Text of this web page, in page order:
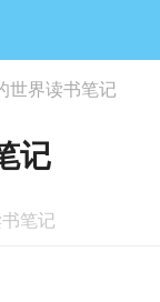
世界读书笔记
记
笔记